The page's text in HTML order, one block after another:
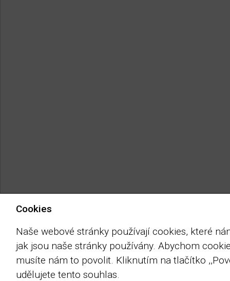
Cookies
Naše webové stránky používají cookies, které
jak jsou naše stránky používány. Abychom
musíte nám to povolit. Kliknutím na tlačítko
udělujete tento souhlas.